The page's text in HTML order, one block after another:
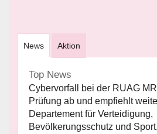
News Aktion
Top News
Cybervorfall bei der RUAG
Prüfung ab und empfiehlt
Departement für Verteidigung,
Bevölkerungsschutz und